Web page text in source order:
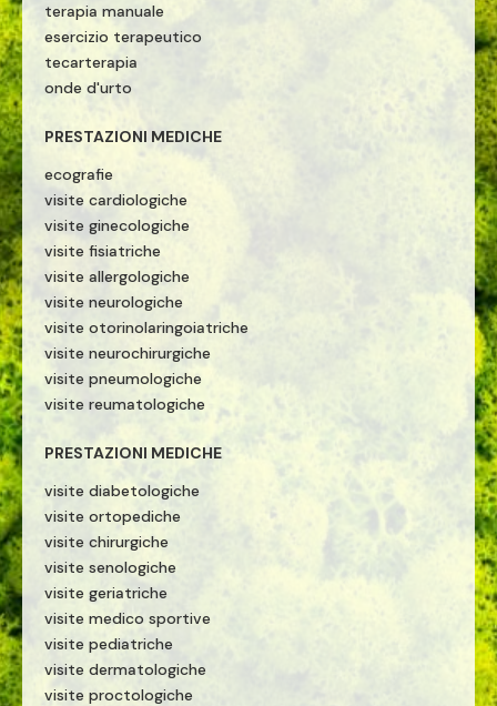
terapia manuale
esercizio terapeutico
tecarterapia
onde d'urto
PRESTAZIONI MEDICHE
ecografie
visite cardiologiche
visite ginecologiche
visite fisiatriche
visite allergologiche
visite neurologiche
visite otorinolaringoiatriche
visite neurochirurgiche
visite pneumologiche
visite reumatologiche
PRESTAZIONI MEDICHE
visite diabetologiche
visite ortopediche
visite chirurgiche
visite senologiche
visite geriatriche
visite medico sportive
visite pediatriche
visite dermatologiche
visite proctologiche